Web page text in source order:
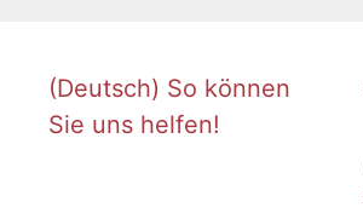
(Deutsch) So können
Sie uns helfen!